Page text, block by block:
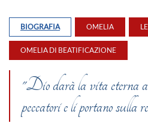
BIOGRAFIA OMELIA
OMELIA DI BEATIFICAZIONE
"Dio darà la vita eterna a
peccatori e li portano sulla